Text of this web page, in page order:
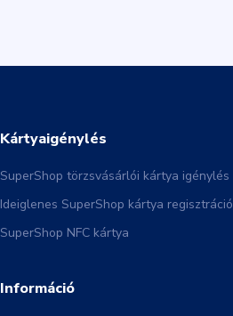
Kártyaigénylés
SuperShop törzsvásárlói kártya igénylés
Ideiglenes SuperShop kártya regisztráció
SuperShop NFC kártya
Információ